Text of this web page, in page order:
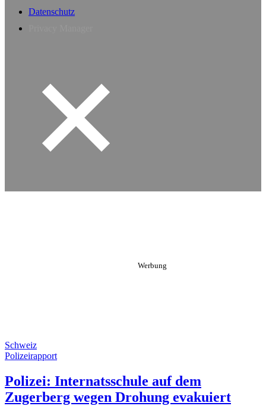
Datenschutz
Schweiz
Polizeirapport
Polizei: Internatsschule auf dem
Zugerberg wegen Drohung evakuiert